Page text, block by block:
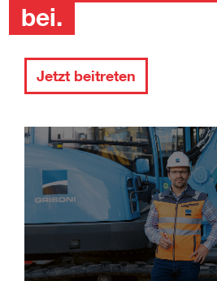
bei.
Jetzt beitreten